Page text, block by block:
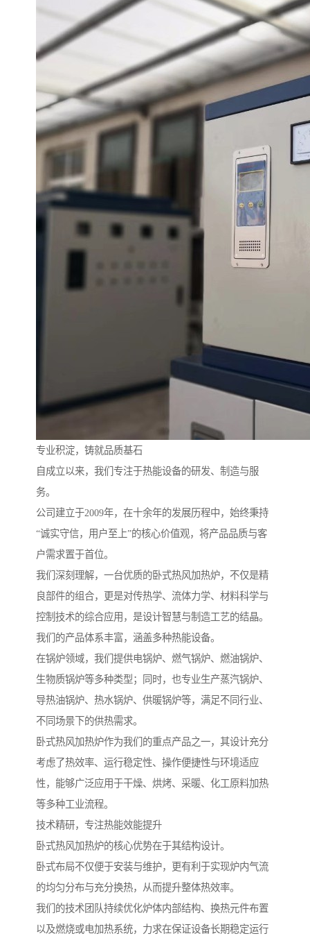
专业积淀，铸就品质基石
自成立以来，我们专注于热能设备的研发、制造与服
务。
公司建立于2009年，在十余年的发展历程中，始终秉持
“诚实守信，用户至上”的核心价值观，将产品品质与客
户需求置于首位。
我们深刻理解，一台优质的卧式热风加热炉，不仅是精
良部件的组合，更是对传热学、流体力学、材料科学与
控制技术的综合应用，是设计智慧与制造工艺的结晶。
我们的产品体系丰富，涵盖多种热能设备。
在锅炉领域，我们提供电锅炉、燃气锅炉、燃油锅炉、
生物质锅炉等多种类型；同时，也专业生产蒸汽锅炉、
导热油锅炉、热水锅炉、供暖锅炉等，满足不同行业、
不同场景下的供热需求。
卧式热风加热炉作为我们的重点产品之一，其设计充分
考虑了热效率、运行稳定性、操作便捷性与环境适应
性，能够广泛应用于干燥、烘烤、采暖、化工原料加热
等多种工业流程。
技术精研，专注热能效能提升
卧式热风加热炉的核心优势在于其结构设计。
卧式布局不仅便于安装与维护，更有利于实现炉内气流
的均匀分布与充分换热，从而提升整体热效率。
我们的技术团队持续优化炉体内部结构、换热元件布置
以及燃烧或电加热系统，力求在保证设备长期稳定运行